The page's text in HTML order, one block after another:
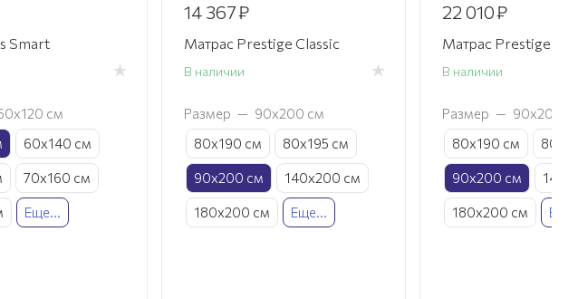
Smart
см
60х140 см
70х160 см
Еще...
14 367₽
Матрас Prestige Classic
В наличии
Размер — 90х200 см
80х190 см
80х195 см
90х200 см 140х200 см
180х200 см Еще...
22 010₽
Матрас Prestige
В наличии
Размер — 90х200
80х190 см
90х200 см
180х200 см